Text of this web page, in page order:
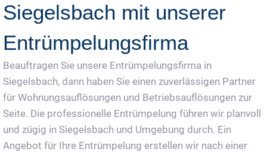
Siegelsbach mit unserer
Entrümpelungsfirma
Beauftragen Sie unsere Entrümpelungsfirma in
Siegelsbach, dann haben Sie einen zuverlässigen Partner
für Wohnungsauflösungen und Betriebsauflösungen zur
Seite. Die professionelle Entrümpelung führen wir planvoll
und zügig in Siegelsbach und Umgebung durch. Ein
Angebot für Ihre Entrümpelung erstellen wir nach einer